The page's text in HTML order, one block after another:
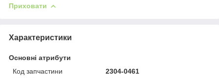
Приховати
Характеристики
Основні атрибути
Код запчастини
2304-0461